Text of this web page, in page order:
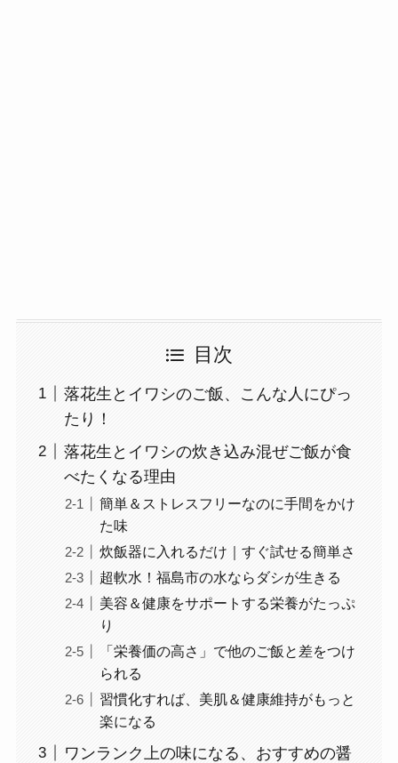
目次
落花生とイワシのご飯、こんな人にぴっ
たり！
落花生とイワシの炊き込み混ぜご飯が食
べたくなる理由
簡単＆ストレスフリーなのに手間をかけ
た味
炊飯器に入れるだけ｜すぐ試せる簡単さ
超軟水！福島市の水ならダシが生きる
美容＆健康をサポートする栄養がたっぷ
り
「栄養価の高さ」で他のご飯と差をつけ
られる
習慣化すれば、美肌＆健康維持がもっと
楽になる
ワンランク上の味になる、おすすめの醤